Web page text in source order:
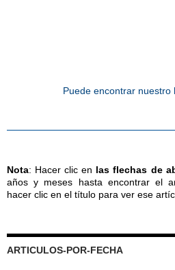
Puede encontrar nuestro
Nota: Hacer clic en las flechas de
años y meses hasta encontrar el
hacer clic en el título para ver ese
ARTICULOS-POR-FECHA